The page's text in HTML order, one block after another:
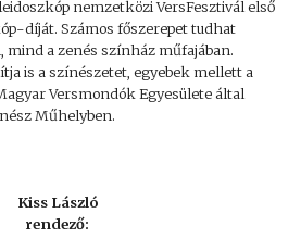
nemzetközi VersFesztivál első
díját. Számos főszerepet tudhat
mind a zenés színház műfajában.
is a színészetet, egyebek mellett a
Versmondók Egyesülete által
Műhelyben.
Kiss László
rendező: